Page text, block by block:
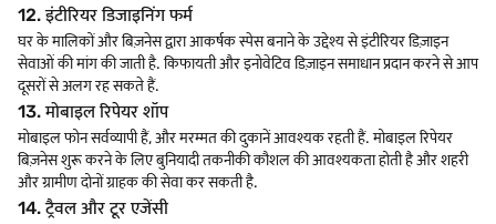
12. इंटीरियर डिजाइनिंग फर्म
घर के मालिकों और बिज़नेस द्वारा आकर्षक स्पेस बनाने के उद्देश्य से इंटीरियर डिज़ाइन
सेवाओं की मांग की जाती है. किफायती और इनोवेटिव डिज़ाइन समाधान प्रदान करने से आप
दूसरों से अलग रह सकते हैं.
13. मोबाइल रिपेयर शॉप
मोबाइल फोन सर्वव्यापी हैं, और मरम्मत की दुकानें आवश्यक रहती हैं. मोबाइल रिपेयर
बिज़नेस शुरू करने के लिए बुनियादी तकनीकी कौशल की आवश्यकता होती है और शहरी
और ग्रामीण दोनों ग्राहक की सेवा कर सकती है.
14. ट्रैवल और टूर एजेंसी